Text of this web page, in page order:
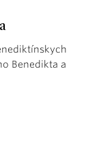
Benedikta a